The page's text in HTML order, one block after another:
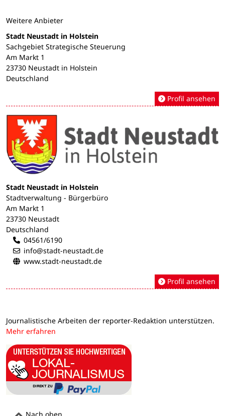
Weitere Anbieter
Stadt Neustadt in Holstein
Sachgebiet Strategische Steuerung
Am Markt 1
23730 Neustadt in Holstein
Deutschland
Profil ansehen
Stadt Neustadt in Holstein
Stadtverwaltung - Bürgerbüro
Am Markt 1
23730 Neustadt
Deutschland
04561/6190
info@stadt-neustadt.de
www.stadt-neustadt.de
Profil ansehen
Journalistische Arbeiten der reporter-Redaktion unterstützen.
Mehr erfahren